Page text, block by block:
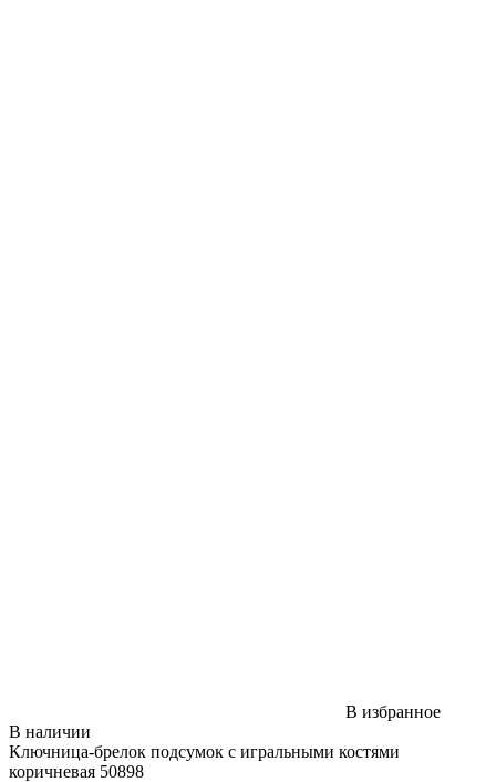
В избранное
В наличии
Ключница-брелок подсумок с игральными костями
коричневая 50898